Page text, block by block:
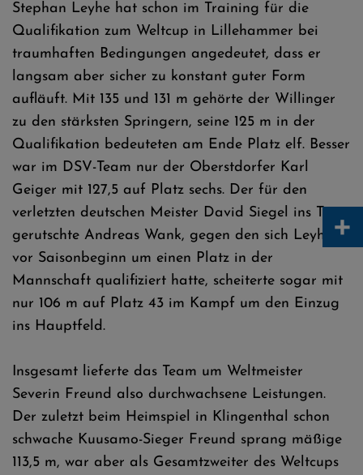
Stephan Leyhe hat schon im Training für die
Qualifikation zum Weltcup in Lillehammer bei
traumhaften Bedingungen angedeutet, dass er
langsam aber sicher zu konstant guter Form
aufläuft. Mit 135 und 131 m gehörte der Willinger
zu den stärksten Springern, seine 125 m in der
Qualifikation bedeuteten am Ende Platz elf. Besser
war im DSV-Team nur der Oberstdorfer Karl
Geiger mit 127,5 auf Platz sechs. Der für den
verletzten deutschen Meister David Siegel ins Team
gerutschte Andreas Wank, gegen den sich Leyhe
vor Saisonbeginn um einen Platz in der
Mannschaft qualifiziert hatte, scheiterte sogar mit
nur 106 m auf Platz 43 im Kampf um den Einzug
ins Hauptfeld.
Insgesamt lieferte das Team um Weltmeister
Severin Freund also durchwachsene Leistungen.
Der zuletzt beim Heimspiel in Klingenthal schon
schwache Kuusamo-Sieger Freund sprang mäßige
113,5 m, war aber als Gesamtzweiter des Weltcups
+